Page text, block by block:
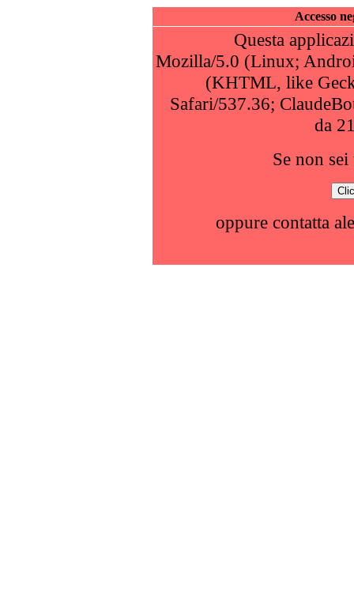
Accesso
Questa
Mozilla/5.0 (Linux;
(KHTML, like
Safari/537.36;
da
Se non
oppure contatta